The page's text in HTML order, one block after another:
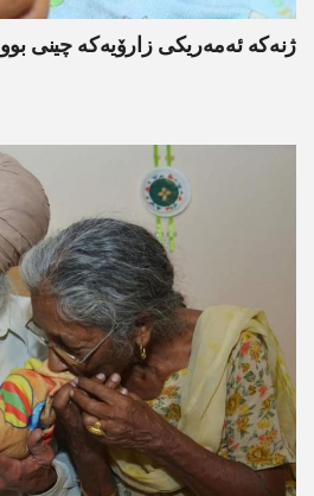
ژنەکە ئەمه‌ریکی زارۆیەکە چینی بوو